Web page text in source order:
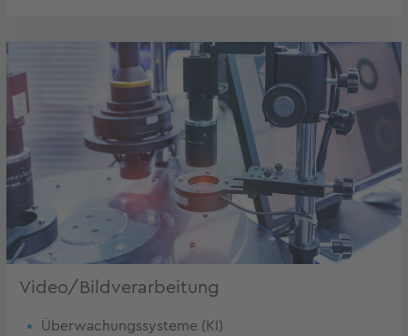
Video/Bild­verar­beitung
Überwachungs­systeme (KI)